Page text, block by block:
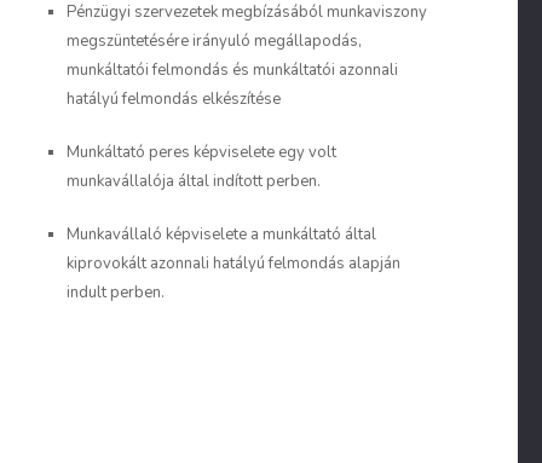
Pénzügyi szervezetek megbízásából munkaviszony
megszüntetésére irányuló megállapodás,
munkáltatói felmondás és munkáltatói azonnali
hatályú felmondás elkészítése
Munkáltató peres képviselete egy volt
munkavállalója által indított perben.
Munkavállaló képviselete a munkáltató által
kiprovokált azonnali hatályú felmondás alapján
indult perben.